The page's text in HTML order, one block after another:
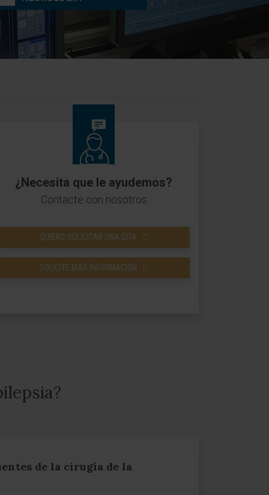
¿Necesita que le ayudemos?
Contacte con nosotros
QUIERO SOLICITAR UNA CITA
SOLICITE MÁS INFORMACIÓN
de la cirugía de la